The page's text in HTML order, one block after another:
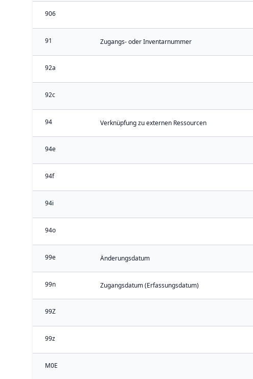
906
91 Zugangs- oder Inventarnummer
92a
92c
94 Verknüpfung zu externen Ressourcen
94e
94f
94i
94o
99e Änderungsdatum
99n Zugangsdatum (Erfassungsdatum)
99Z
99z
M0E